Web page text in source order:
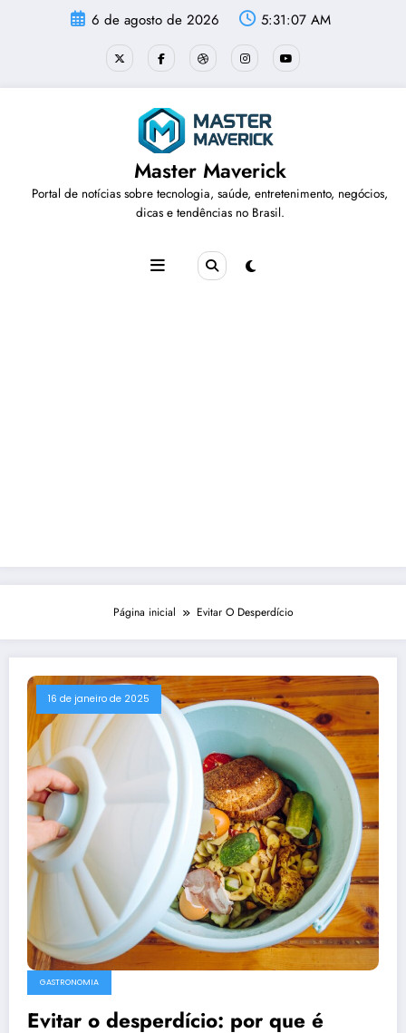
6 de agosto de 2026 5:31:08 AM
Master Maverick
Portal de notícias sobre tecnologia, saúde, entretenimento, negócios,
dicas e tendências no Brasil.
Página inicial Evitar O Desperdício
16 de janeiro de 2025
GASTRONOMIA
Evitar o desperdício: por que é